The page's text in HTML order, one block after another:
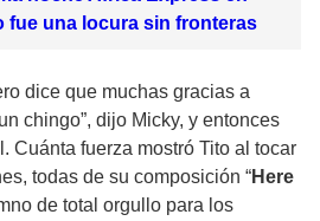
fue una locura sin fronteras
dice que muchas gracias a
chingo”, dijo Micky, y entonces
Cuánta fuerza mostró Tito al tocar
todas de su composición “Here
de total orgullo para los